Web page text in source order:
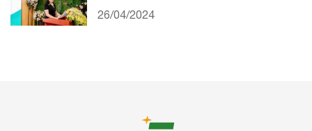
26/04/2024